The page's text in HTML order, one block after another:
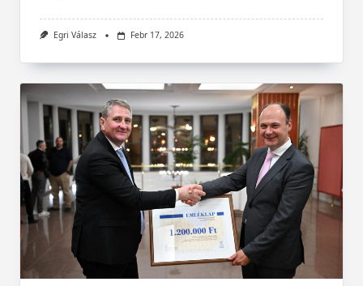
Egri Válasz Febr 17, 2026